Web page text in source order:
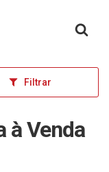
Filtrar
à Venda